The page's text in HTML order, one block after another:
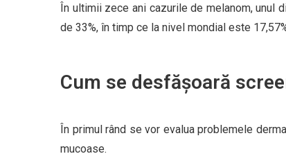
În ultimii zece ani cazurile de melanom, unul
de 33%, în timp ce la nivel mondial este
Cum se desfășoară
În primul rând se vor evalua problemele
mucoase.